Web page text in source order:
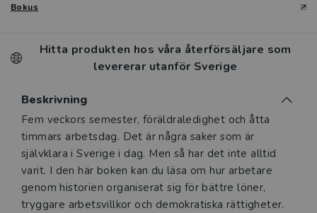
Bokus
Hitta produkten hos våra återförsäljare som
levererar utanför Sverige
Beskrivning
Beskrivning
Fem veckors semester, föräldraledighet och åtta
timmars arbetsdag. Det är några saker som är
självklara i Sverige i dag. Men så har det inte alltid
varit. I den här boken kan du läsa om hur arbetare
genom historien organiserat sig för bättre löner,
tryggare arbetsvillkor och demokratiska rättigheter.